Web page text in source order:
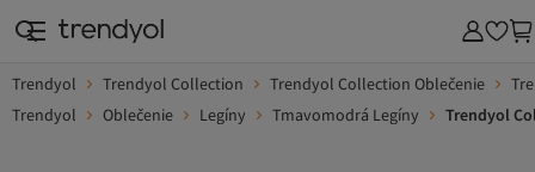
Trendyol Trendyol Collection Trendyol Collection Oblečenie
Trendyol
Oblečenie Legíny Tmavomodrá Legíny Trendyol